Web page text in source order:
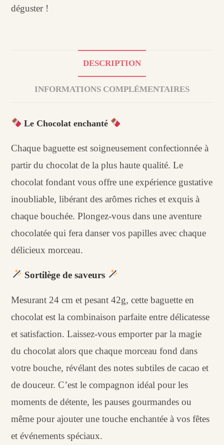
déguster !
DESCRIPTION
INFORMATIONS COMPLÉMENTAIRES
Le Chocolat enchanté
Chaque baguette est soigneusement confectionnée à
partir du chocolat de la plus haute qualité. Le
chocolat fondant vous offre une expérience gustative
inoubliable, libérant des arômes riches et exquis à
chaque bouchée. Plongez-vous dans une aventure
chocolatée qui fera danser vos papilles avec chaque
délicieux morceau.
Sortilège de saveurs
Mesurant 24 cm et pesant 42g, cette baguette en
chocolat est la combinaison parfaite entre délicatesse
et satisfaction. Laissez-vous emporter par la magie
du chocolat alors que chaque morceau fond dans
votre bouche, révélant des notes subtiles de cacao et
de douceur. C’est le compagnon idéal pour les
moments de détente, les pauses gourmandes ou
même pour ajouter une touche enchantée à vos fêtes
et événements spéciaux.